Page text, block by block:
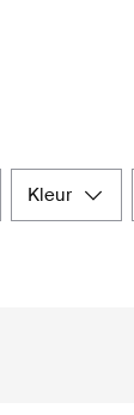
kleur